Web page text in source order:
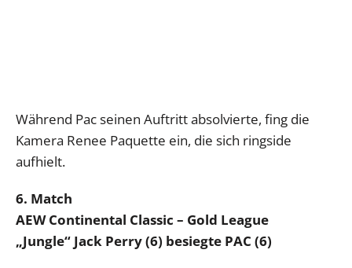
Während Pac seinen Auftritt absolvierte, fing die
Kamera Renee Paquette ein, die sich ringside
aufhielt.
6. Match
AEW Continental Classic – Gold League
„Jungle“ Jack Perry (6) besiegte PAC (6)